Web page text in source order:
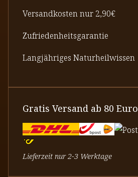
Versandkosten nur 2,90€
Zufriedenheitsgarantie
Langjähriges Naturheilwissen
Gratis Versand ab 80 Euro
Lieferzeit nur 2-3 Werktage